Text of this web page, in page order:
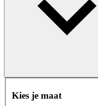
Kies je maat